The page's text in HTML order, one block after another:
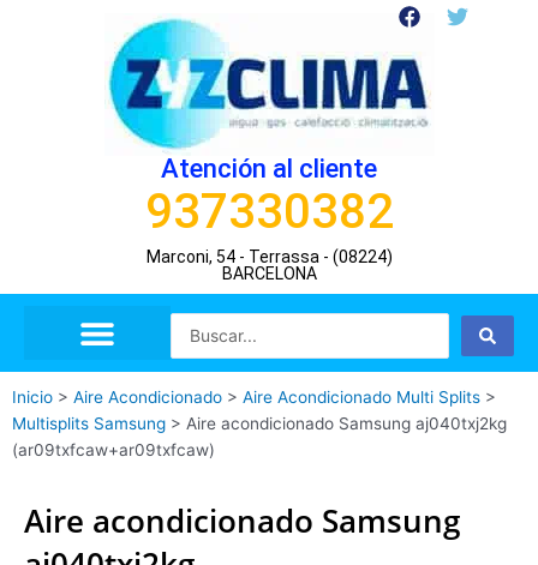
F
e
b
o
T
Atención al cliente
937330382
Marconi, 54 - Terrassa - (08224)
BARCELONA
Search
Inicio > Aire Acondicionado > Aire Acondicionado Multi Splits >
Multisplits Samsung > Aire acondicionado Samsung aj040txj2kg
(ar09txfcaw+ar09txfcaw)
Aire acondicionado Samsung